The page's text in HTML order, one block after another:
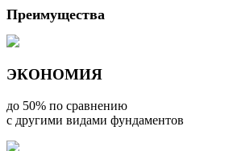
Преимущества
ЭКОНОМИЯ
до 50% по сравнению
с другими видами фундаментов